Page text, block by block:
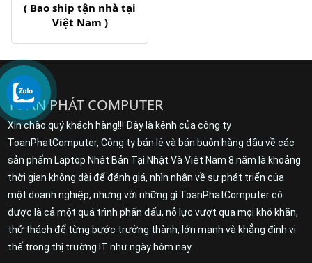
( Bao ship tận nhà tại
Việt Nam )
TOÀN PHÁT COMPUTER
Xin chào quý khách hàng!!! Đây là kênh của công ty
ToanPhatComputer, Công ty bán lẻ và bán buôn hàng đầu về các
sản phẩm Laptop Nhật Bản Tại Nhật Và Việt Nam 8 năm là khoảng
thời gian không dài để đánh giá, nhìn nhận về sự phát triển của
một doanh nghiệp, nhưng với những gì ToanPhatComputer có
được là cả một quá trình phấn đấu, nỗ lực vượt qua mọi khó khăn,
thử thách để từng bước trưởng thành, lớn mạnh và khẳng định vị
thế trong thị trường IT như ngày hôm nay.